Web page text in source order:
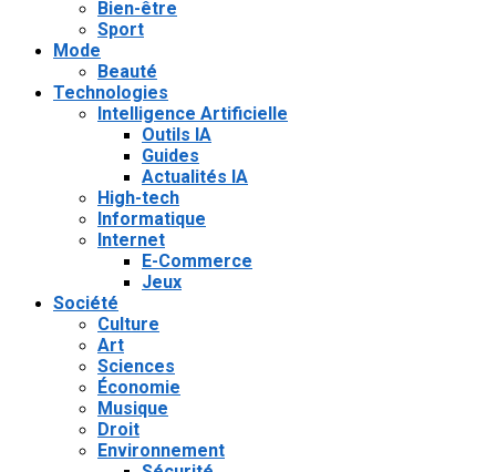
Bien-être
Sport
Mode
Beauté
Technologies
Intelligence Artificielle
Outils IA
Guides
Actualités IA
High-tech
Informatique
Internet
E-Commerce
Jeux
Société
Culture
Art
Sciences
Économie
Musique
Droit
Environnement